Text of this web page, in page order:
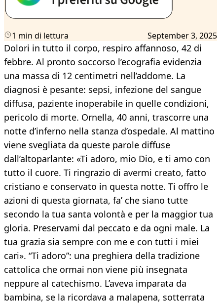
1 min di lettura September 3, 2025
Dolori in tutto il corpo, respiro affannoso, 42 di
febbre. Al pronto soccorso l’ecografia evidenzia
una massa di 12 centimetri nell’addome. La
diagnosi è pesante: sepsi, infezione del sangue
diffusa, paziente inoperabile in quelle condizioni,
pericolo di morte. Ornella, 40 anni, trascorre una
notte d’inferno nella stanza d’ospedale. Al mattino
viene svegliata da queste parole diffuse
dall’altoparlante: «Ti adoro, mio Dio, e ti amo con
tutto il cuore. Ti ringrazio di avermi creato, fatto
cristiano e conservato in questa notte. Ti offro le
azioni di questa giornata, fa’ che siano tutte
secondo la tua santa volontà e per la maggior tua
gloria. Preservami dal peccato e da ogni male. La
tua grazia sia sempre con me e con tutti i miei
cari». “Ti adoro”: una preghiera della tradizione
cattolica che ormai non viene più insegnata
neppure al catechismo. L’aveva imparata da
bambina, se la ricordava a malapena, sotterrata